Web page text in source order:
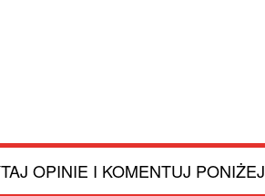
OPINIE I KOMENTUJ PONIŻEJ